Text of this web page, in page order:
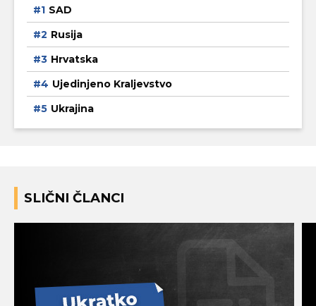
SAD
Rusija
Hrvatska
Ujedinjeno Kraljevstvo
Ukrajina
SLIČNI ČLANCI